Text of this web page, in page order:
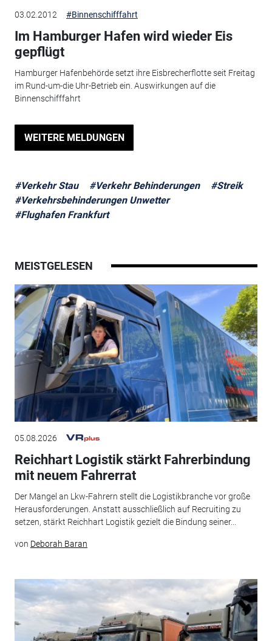
03.02.2012 #Binnenschifffahrt
Im Hamburger Hafen wird wieder Eis
gepflügt
Hamburger Hafenbehörde setzt ihre Eisbrecherflotte seit Freitag
im Rund-um-die Uhr-Betrieb ein. Auswirkungen auf die
Binnenschifffahrt
WEITERE MELDUNGEN
#Verkehr Stau #Verkehr Behinderungen
#Streik
#Verkehrsbehinderungen Unwetter
#Flughafen Frankfurt
MEISTGELESEN
05.08.2026
Reichhart Logistik stärkt Fahrerbindung
mit neuem Fahrerrat
Der Mangel an Lkw-Fahrern stellt die Logistikbranche vor große
Herausforderungen. Anstatt ausschließlich auf Recruiting zu
setzen, stärkt Reichhart Logistik gezielt die Bindung seiner...
von Deborah Baran